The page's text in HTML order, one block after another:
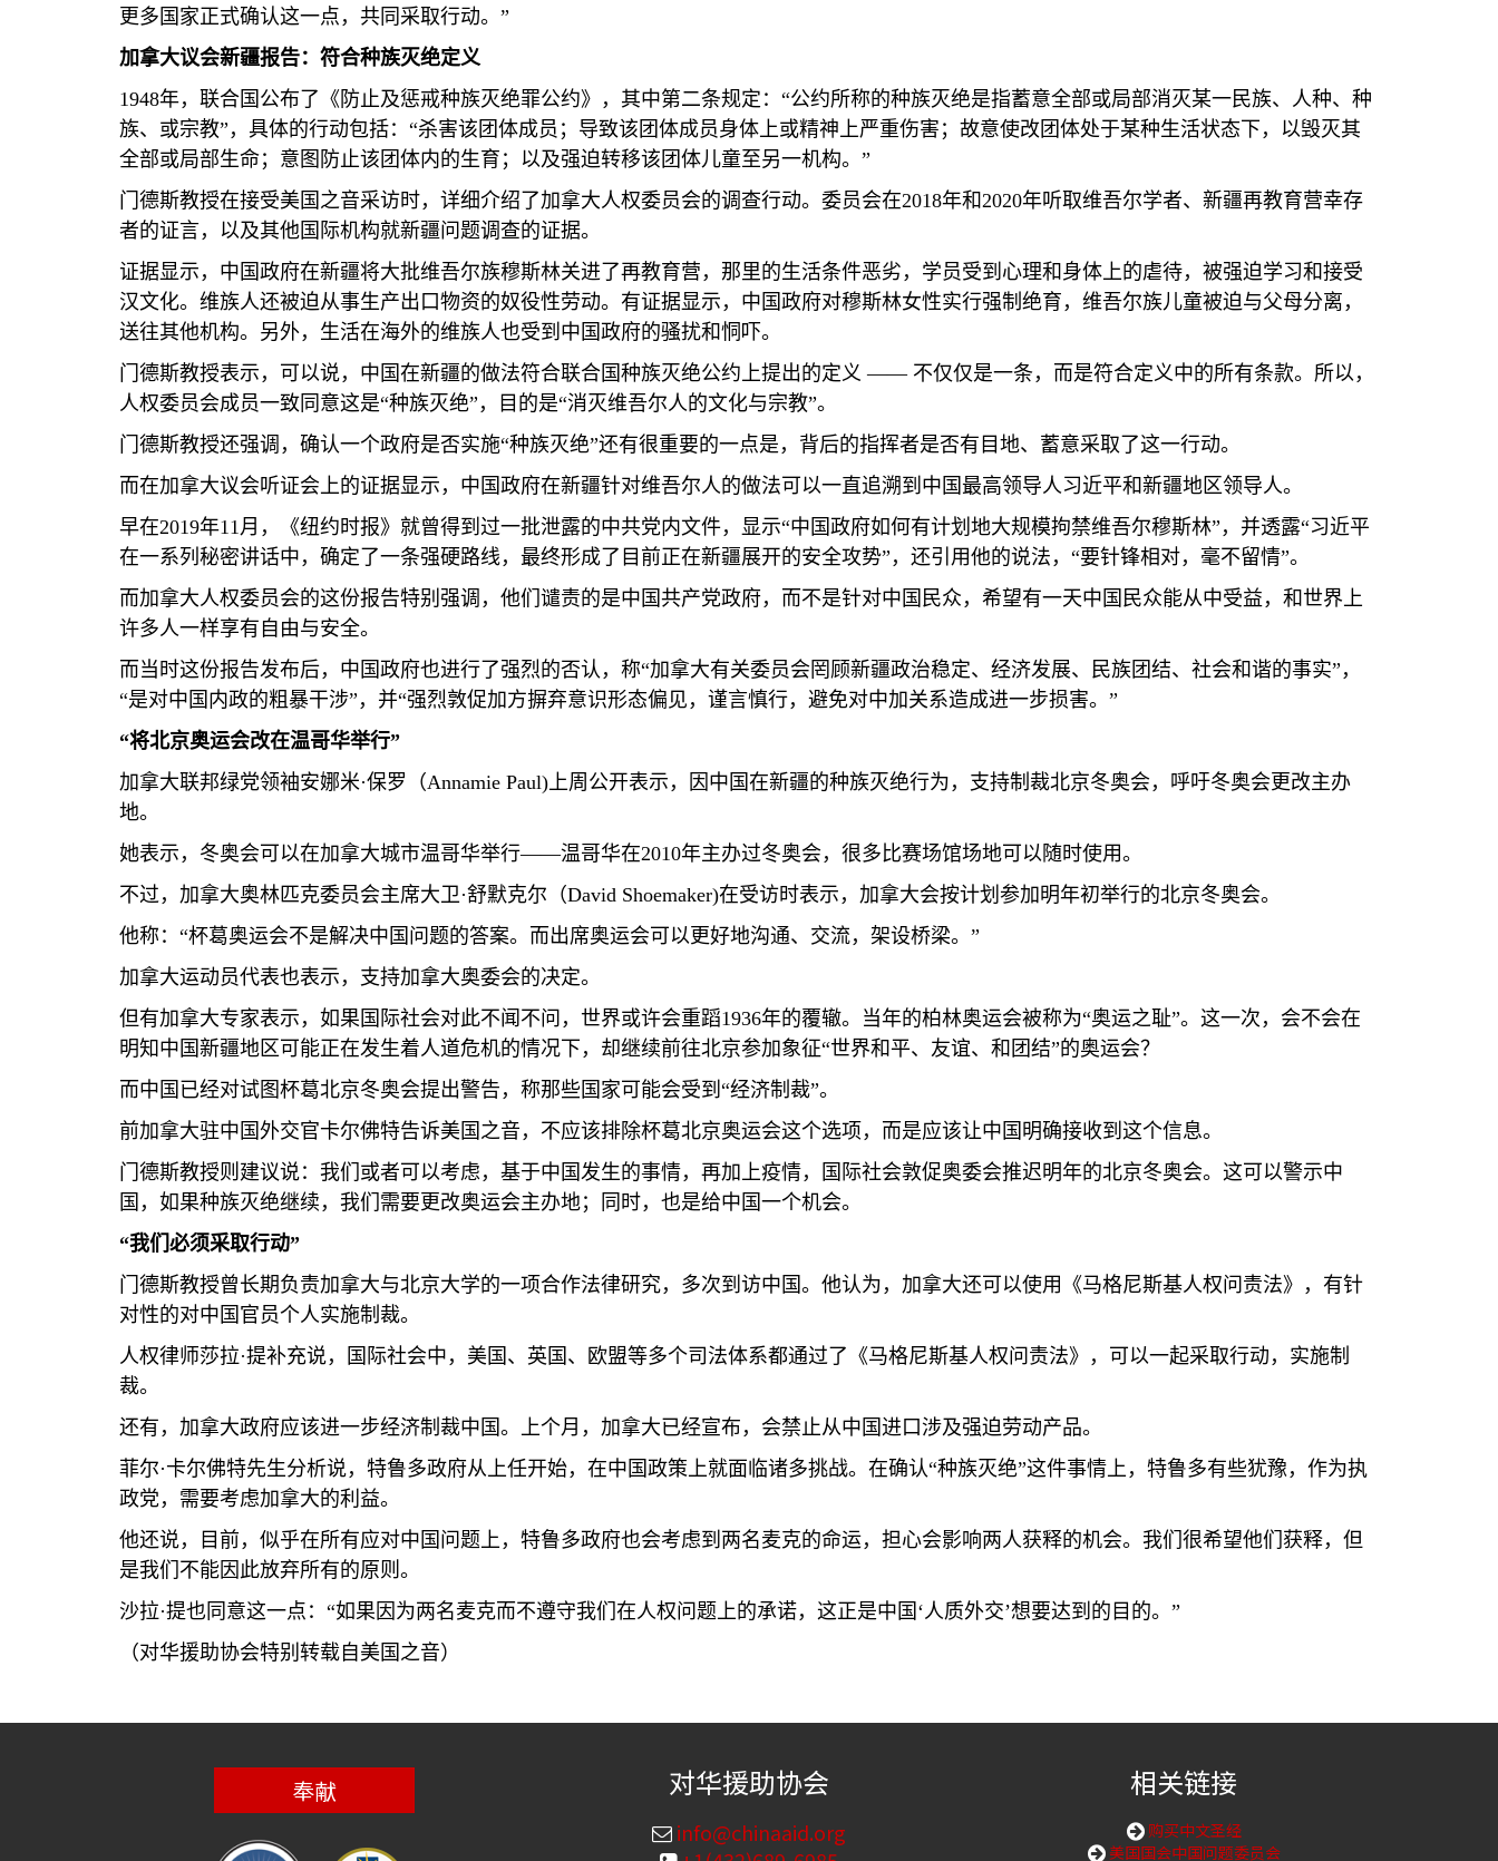
更多国家正式确认这一点，共同采取行动。”
加拿大议会新疆报告：符合种族灭绝定义
1948年，联合国公布了《防止及惩戒种族灭绝罪公约》，其中第二条规定：“公约所称的种族灭绝是指蓄意全部或局部消灭某一民族、人种、种
族、或宗教”，具体的行动包括：“杀害该团体成员；导致该团体成员身体上或精神上严重伤害；故意使改团体处于某种生活状态下，以毁灭其
全部或局部生命；意图防止该团体内的生育；以及强迫转移该团体儿童至另一机构。”
门德斯教授在接受美国之音采访时，详细介绍了加拿大人权委员会的调查行动。委员会在2018年和2020年听取维吾尔学者、新疆再教育营幸存
者的证言，以及其他国际机构就新疆问题调查的证据。
证据显示，中国政府在新疆将大批维吾尔族穆斯林关进了再教育营，那里的生活条件恶劣，学员受到心理和身体上的虐待，被强迫学习和接受
汉文化。维族人还被迫从事生产出口物资的奴役性劳动。有证据显示，中国政府对穆斯林女性实行强制绝育，维吾尔族儿童被迫与父母分离，
送往其他机构。另外，生活在海外的维族人也受到中国政府的骚扰和恫吓。
门德斯教授表示，可以说，中国在新疆的做法符合联合国种族灭绝公约上提出的定义 —— 不仅仅是一条，而是符合定义中的所有条款。所以，
人权委员会成员一致同意这是“种族灭绝”，目的是“消灭维吾尔人的文化与宗教”。
门德斯教授还强调，确认一个政府是否实施“种族灭绝”还有很重要的一点是，背后的指挥者是否有目地、蓄意采取了这一行动。
而在加拿大议会听证会上的证据显示，中国政府在新疆针对维吾尔人的做法可以一直追溯到中国最高领导人习近平和新疆地区领导人。
早在2019年11月，《纽约时报》就曾得到过一批泄露的中共党内文件，显示“中国政府如何有计划地大规模拘禁维吾尔穆斯林”，并透露“习近平
在一系列秘密讲话中，确定了一条强硬路线，最终形成了目前正在新疆展开的安全攻势”，还引用他的说法，“要针锋相对，毫不留情”。
而加拿大人权委员会的这份报告特别强调，他们谴责的是中国共产党政府，而不是针对中国民众，希望有一天中国民众能从中受益，和世界上
许多人一样享有自由与安全。
而当时这份报告发布后，中国政府也进行了强烈的否认，称“加拿大有关委员会罔顾新疆政治稳定、经济发展、民族团结、社会和谐的事实”，
“是对中国内政的粗暴干涉”，并“强烈敦促加方摒弃意识形态偏见，谨言慎行，避免对中加关系造成进一步损害。”
“将北京奥运会改在温哥华举行”
加拿大联邦绿党领袖安娜米·保罗（Annamie Paul)上周公开表示，因中国在新疆的种族灭绝行为，支持制裁北京冬奥会，呼吁冬奥会更改主办
地。
她表示，冬奥会可以在加拿大城市温哥华举行——温哥华在2010年主办过冬奥会，很多比赛场馆场地可以随时使用。
不过，加拿大奥林匹克委员会主席大卫·舒默克尔（David Shoemaker)在受访时表示，加拿大会按计划参加明年初举行的北京冬奥会。
他称：“杯葛奥运会不是解决中国问题的答案。而出席奥运会可以更好地沟通、交流，架设桥梁。”
加拿大运动员代表也表示，支持加拿大奥委会的决定。
但有加拿大专家表示，如果国际社会对此不闻不问，世界或许会重蹈1936年的覆辙。当年的柏林奥运会被称为“奥运之耻”。这一次，会不会在
明知中国新疆地区可能正在发生着人道危机的情况下，却继续前往北京参加象征“世界和平、友谊、和团结”的奥运会？
而中国已经对试图杯葛北京冬奥会提出警告，称那些国家可能会受到“经济制裁”。
前加拿大驻中国外交官卡尔佛特告诉美国之音，不应该排除杯葛北京奥运会这个选项，而是应该让中国明确接收到这个信息。
门德斯教授则建议说：我们或者可以考虑，基于中国发生的事情，再加上疫情，国际社会敦促奥委会推迟明年的北京冬奥会。这可以警示中
国，如果种族灭绝继续，我们需要更改奥运会主办地；同时，也是给中国一个机会。
“我们必须采取行动”
门德斯教授曾长期负责加拿大与北京大学的一项合作法律研究，多次到访中国。他认为，加拿大还可以使用《马格尼斯基人权问责法》，有针
对性的对中国官员个人实施制裁。
人权律师莎拉·提补充说，国际社会中，美国、英国、欧盟等多个司法体系都通过了《马格尼斯基人权问责法》，可以一起采取行动，实施制
裁。
还有，加拿大政府应该进一步经济制裁中国。上个月，加拿大已经宣布，会禁止从中国进口涉及强迫劳动产品。
菲尔·卡尔佛特先生分析说，特鲁多政府从上任开始，在中国政策上就面临诸多挑战。在确认“种族灭绝”这件事情上，特鲁多有些犹豫，作为执
政党，需要考虑加拿大的利益。
他还说，目前，似乎在所有应对中国问题上，特鲁多政府也会考虑到两名麦克的命运，担心会影响两人获释的机会。我们很希望他们获释，但
是我们不能因此放弃所有的原则。
沙拉·提也同意这一点：“如果因为两名麦克而不遵守我们在人权问题上的承诺，这正是中国‘人质外交’想要达到的目的。”
（对华援助协会特别转载自美国之音）
奉献 对华援助协会
info@chinaaid.org
相关链接
购买中文圣经
美国国会中国问题委员会